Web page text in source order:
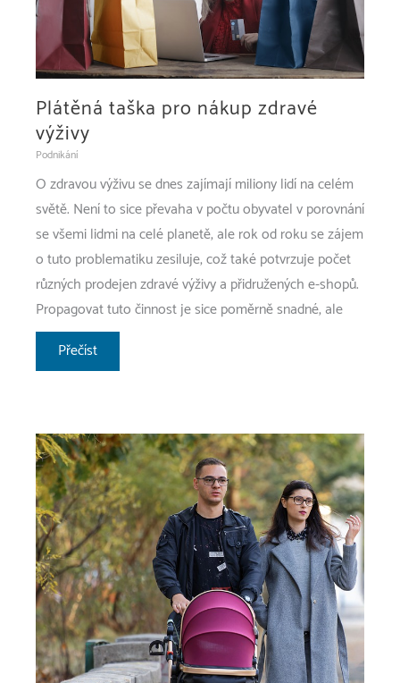
Plátěná taška pro nákup zdravé
výživy
Podnikání
O zdravou výživu se dnes zajímají miliony lidí na celém
světě. Není to sice převaha v počtu obyvatel v porovnání
se všemi lidmi na celé planetě, ale rok od roku se zájem
o tuto problematiku zesiluje, což také potvrzuje počet
různých prodejen zdravé výživy a přidružených e-shopů.
Propagovat tuto činnost je sice poměrně snadné, ale
Plátěná
taška
zdravé
výživy
Přečíst